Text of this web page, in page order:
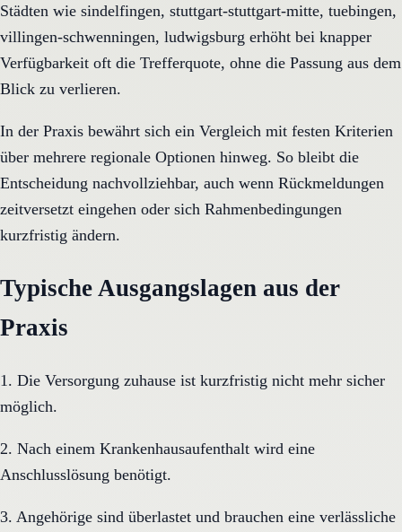
Städten wie sindelfingen, stuttgart-stuttgart-mitte, tuebingen,
villingen-schwenningen, ludwigsburg erhöht bei knapper
Verfügbarkeit oft die Trefferquote, ohne die Passung aus dem
Blick zu verlieren.
In der Praxis bewährt sich ein Vergleich mit festen Kriterien
über mehrere regionale Optionen hinweg. So bleibt die
Entscheidung nachvollziehbar, auch wenn Rückmeldungen
zeitversetzt eingehen oder sich Rahmenbedingungen
kurzfristig ändern.
Typische Ausgangslagen aus der
Praxis
1. Die Versorgung zuhause ist kurzfristig nicht mehr sicher
möglich.
2. Nach einem Krankenhausaufenthalt wird eine
Anschlusslösung benötigt.
3. Angehörige sind überlastet und brauchen eine verlässliche